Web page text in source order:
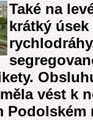
Také na
krátký
vést k
Podolském